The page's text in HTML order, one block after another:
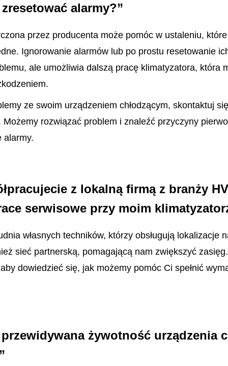
alarmy?”
przez producenta może pomóc w ustaleniu,
Ignorowanie alarmów lub po prostu resetowanie
ale umożliwia dalszą pracę klimatyzatora, która
ze swoim urządzeniem chłodzącym, skontaktuj
Możemy rozwiązać problem i znaleźć przyczyny
alarmy.
z lokalną firmą z branży
serwisowe przy moim
własnych techników, którzy obsługują lokalizacje
sieć partnerską, pomagającą nam zwiększyć
dowiedzieć się, jak możemy pomóc Ci spełnić
żywotność urządzenia